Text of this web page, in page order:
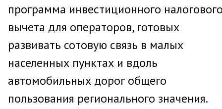
программа инвестиционного
вычета для операторов, готовых
развивать сотовую связь в малых
населенных пунктах и вдоль
автомобильных дорог общего
пользования регионального значения.